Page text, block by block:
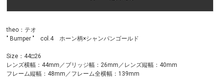
theo：テオ
" Bumper " col.4 ホーン柄×シャンパンゴールド
Size：44□26
レンズ横幅：44mm／ブリッジ幅：26mm／レンズ縦幅：40mm
フレーム縦幅：48mm／フレーム全横幅：139mm